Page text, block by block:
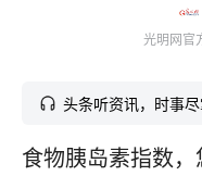
光明网官
头条听资讯，时事
食物胰岛素指数，